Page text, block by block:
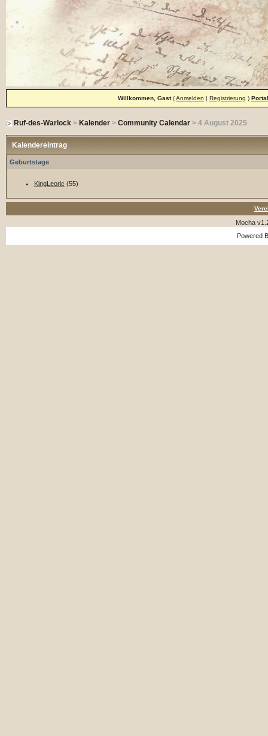
Willkommen, Gast(Anmelden | Registrierung ) Portal
Ruf-des-Warlock> Kalender> Community Calendar> 4 August 2025
Kalendereintrag
Geburtstage
KingLeoric (55)
Mocha
Powered